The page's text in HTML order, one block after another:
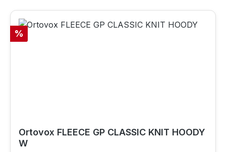
Rabatt
%
Ortovox FLEECE GP CLASSIC KNIT HOODY
W